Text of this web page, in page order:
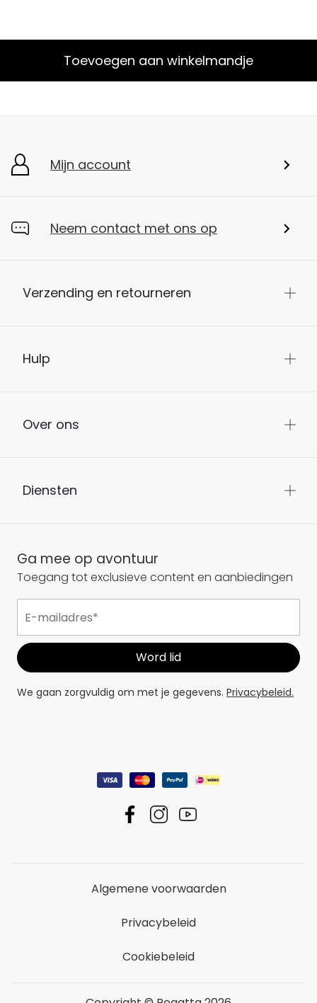
Toevoegen aan winkelmandje
Mijn account
Neem contact met ons op
Verzending en retourneren
Hulp
Over ons
Diensten
Ga mee op avontuur
Toegang tot exclusieve content en aanbiedingen
We gaan zorgvuldig om met je gegevens. Privacybeleid.
Algemene voorwaarden
Privacybeleid
Cookiebeleid